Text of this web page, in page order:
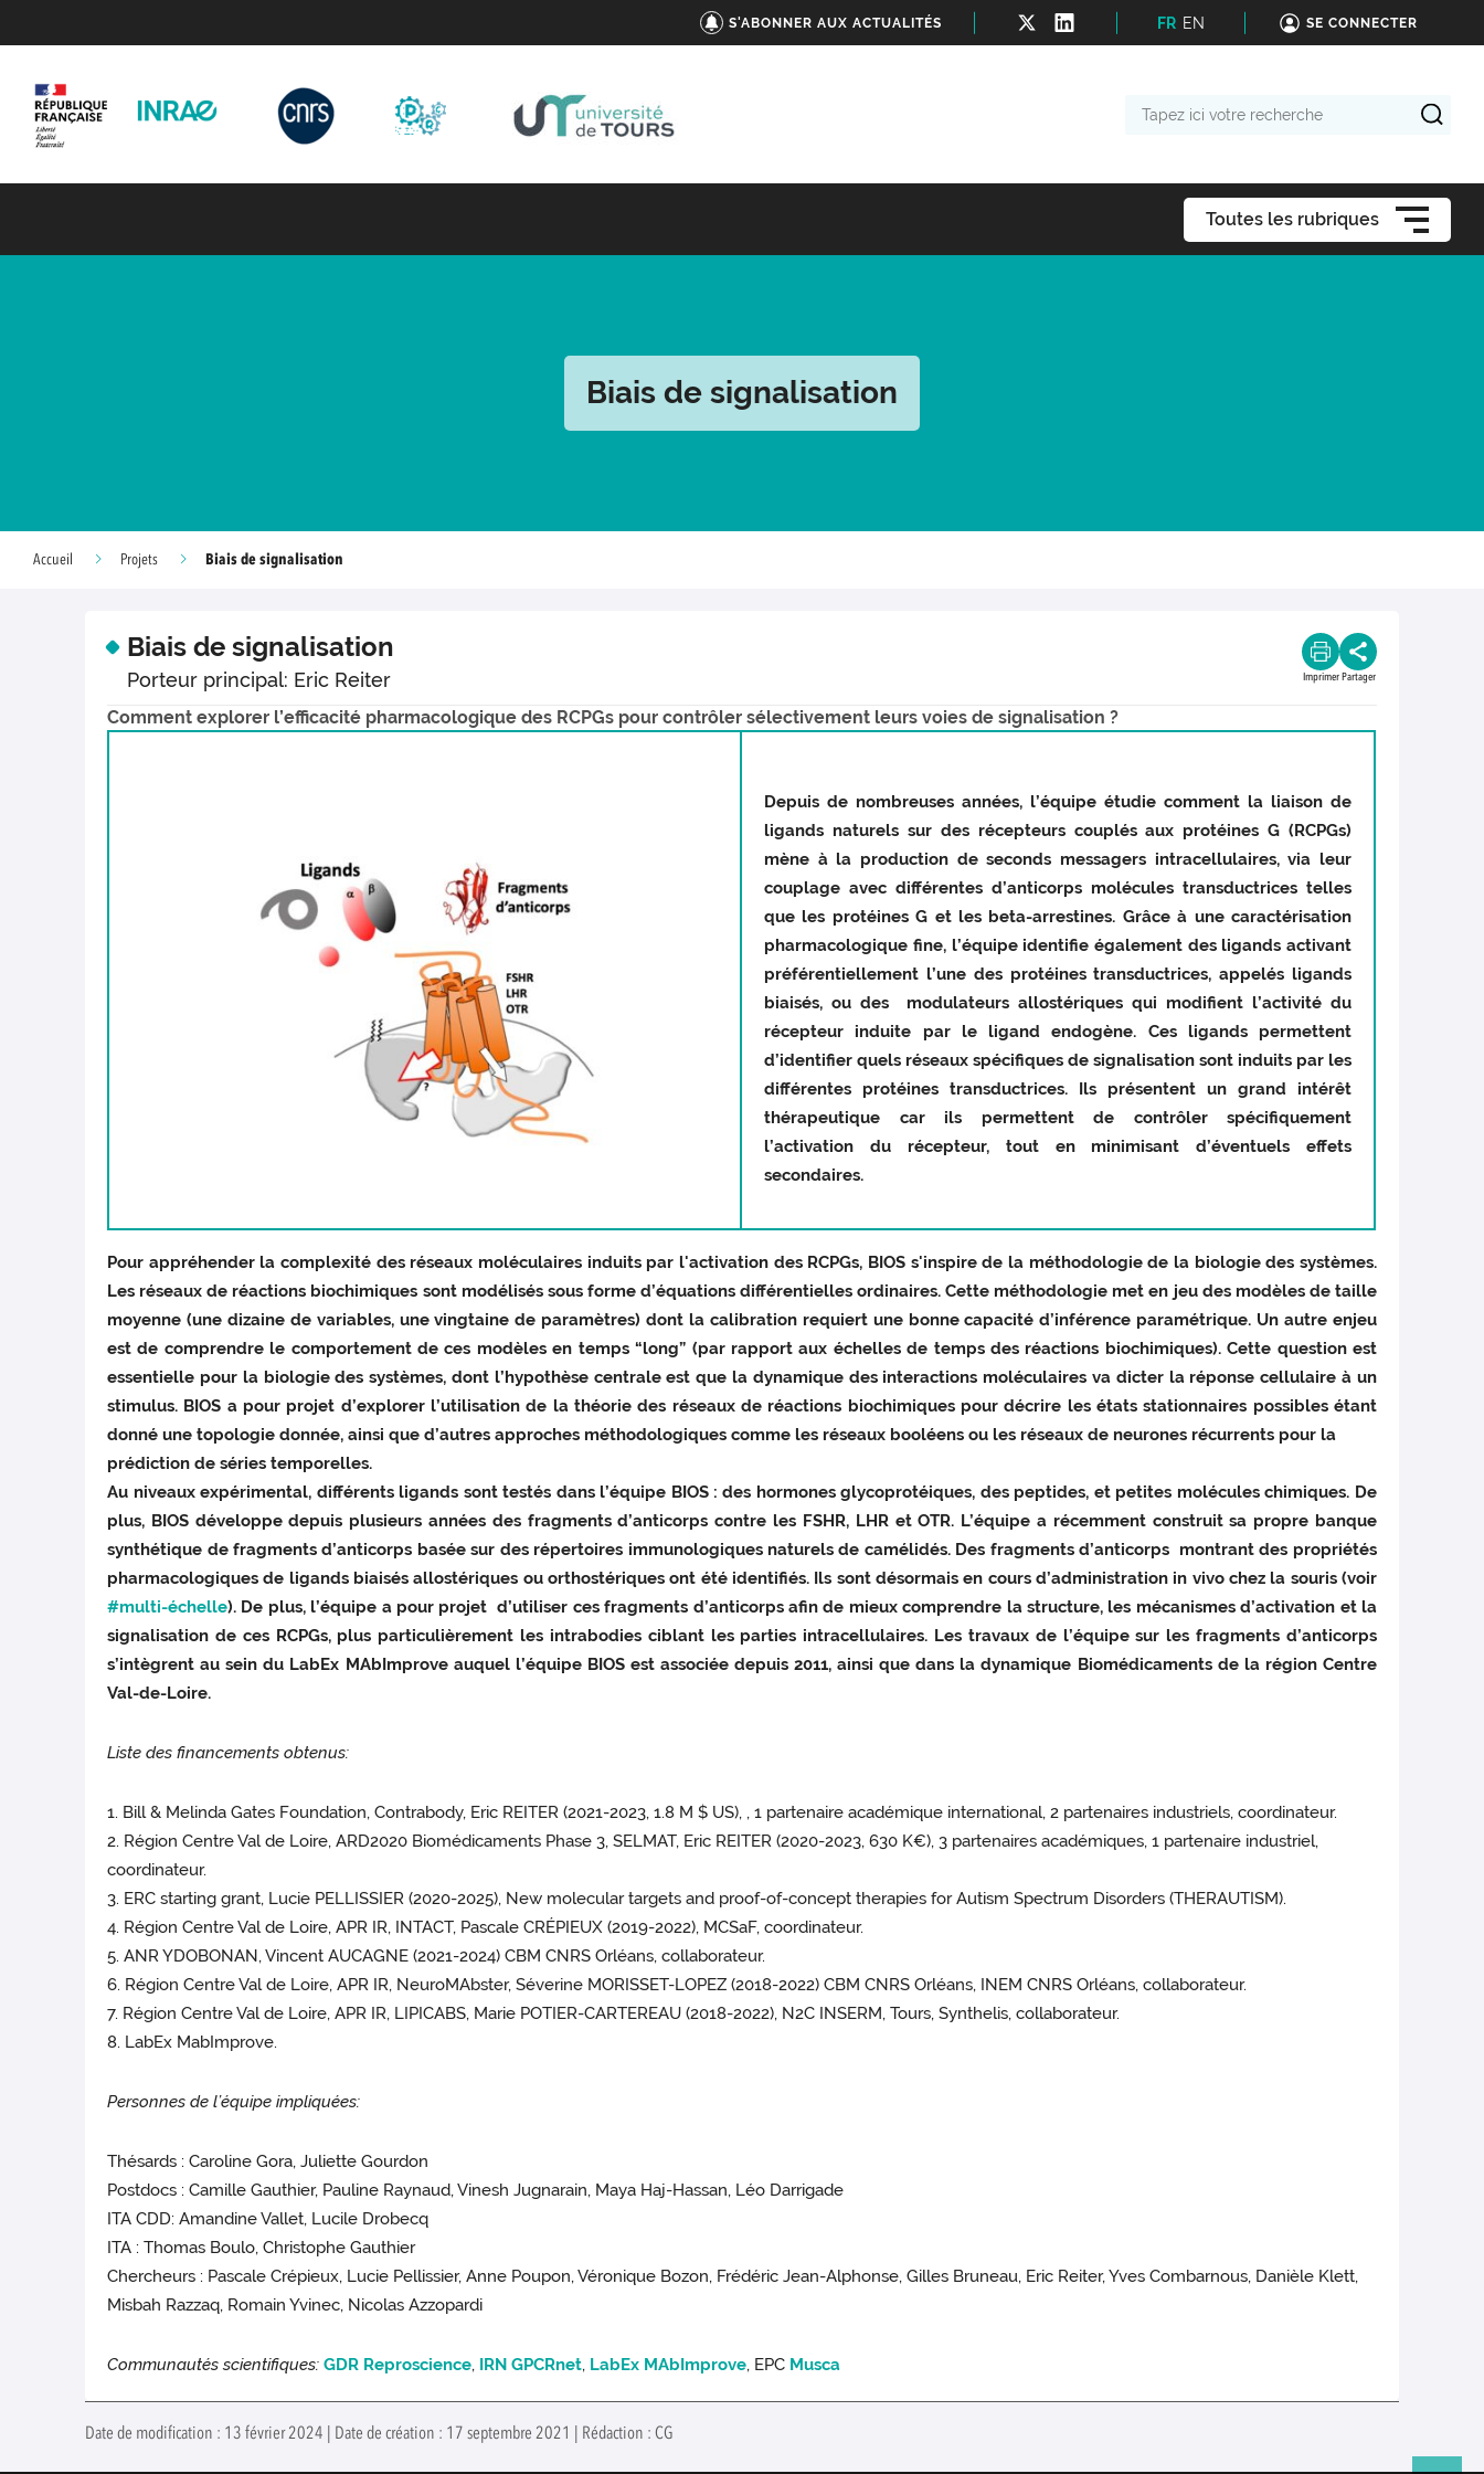
S'ABONNER AUX ACTUALITÉS FR EN SE CONNECTER
Toutes les rubriques
Biais de signalisation
Accueil Projets Biais de signalisation
Biais de signalisation
Porteur principal: Eric Reiter Imprimer Partager
Comment explorer l’efficacité pharmacologique des RCPGs pour contrôler sélectivement leurs voies de signalisation ?
Depuis de nombreuses années, l’équipe étudie comment la liaison de
ligands naturels sur des récepteurs couplés aux protéines G (RCPGs)
mène à la production de seconds messagers intracellulaires, via leur
couplage avec différentes d’anticorps molécules transductrices telles
que les protéines G et les beta-arrestines. Grâce à une caractérisation
pharmacologique fine, l’équipe identifie également des ligands activant
préférentiellement l’une des protéines transductrices, appelés ligands
biaisés, ou des modulateurs allostériques qui modifient l’activité du
récepteur induite par le ligand endogène. Ces ligands permettent
d’identifier quels réseaux spécifiques de signalisation sont induits par les
différentes protéines transductrices. Ils présentent un grand intérêt
thérapeutique car ils permettent de contrôler spécifiquement
l’activation du récepteur, tout en minimisant d’éventuels effets
secondaires.
Pour appréhender la complexité des réseaux moléculaires induits par l'activation des RCPGs, BIOS s'inspire de la méthodologie de la biologie des systèmes.
Les réseaux de réactions biochimiques sont modélisés sous forme d’équations différentielles ordinaires. Cette méthodologie met en jeu des modèles de taille
moyenne (une dizaine de variables, une vingtaine de paramètres) dont la calibration requiert une bonne capacité d’inférence paramétrique. Un autre enjeu
est de comprendre le comportement de ces modèles en temps “long” (par rapport aux échelles de temps des réactions biochimiques). Cette question est
essentielle pour la biologie des systèmes, dont l’hypothèse centrale est que la dynamique des interactions moléculaires va dicter la réponse cellulaire à un
stimulus. BIOS a pour projet d’explorer l’utilisation de la théorie des réseaux de réactions biochimiques pour décrire les états stationnaires possibles étant
donné une topologie donnée, ainsi que d’autres approches méthodologiques comme les réseaux booléens ou les réseaux de neurones récurrents pour la
prédiction de séries temporelles.
Au niveaux expérimental, différents ligands sont testés dans l’équipe BIOS : des hormones glycoprotéiques, des peptides, et petites molécules chimiques. De
plus, BIOS développe depuis plusieurs années des fragments d’anticorps contre les FSHR, LHR et OTR. L’équipe a récemment construit sa propre banque
synthétique de fragments d’anticorps basée sur des répertoires immunologiques naturels de camélidés. Des fragments d’anticorps montrant des propriétés
pharmacologiques de ligands biaisés allostériques ou orthostériques ont été identifiés. Ils sont désormais en cours d’administration in vivo chez la souris (voir
#multi-échelle). De plus, l’équipe a pour projet d’utiliser ces fragments d’anticorps afin de mieux comprendre la structure, les mécanismes d’activation et la
signalisation de ces RCPGs, plus particulièrement les intrabodies ciblant les parties intracellulaires. Les travaux de l’équipe sur les fragments d’anticorps
s’intègrent au sein du LabEx MAbImprove auquel l’équipe BIOS est associée depuis 2011, ainsi que dans la dynamique Biomédicaments de la région Centre
Val-de-Loire.
Liste des financements obtenus:
1. Bill & Melinda Gates Foundation, Contrabody, Eric REITER (2021-2023, 1.8 M $ US), , 1 partenaire académique international, 2 partenaires industriels, coordinateur.
2. Région Centre Val de Loire, ARD2020 Biomédicaments Phase 3, SELMAT, Eric REITER (2020-2023, 630 K€), 3 partenaires académiques, 1 partenaire industriel,
coordinateur.
3. ERC starting grant, Lucie PELLISSIER (2020-2025), New molecular targets and proof-of-concept therapies for Autism Spectrum Disorders (THERAUTISM).
4. Région Centre Val de Loire, APR IR, INTACT, Pascale CRÉPIEUX (2019-2022), MCSaF, coordinateur.
5. ANR YDOBONAN, Vincent AUCAGNE (2021-2024) CBM CNRS Orléans, collaborateur.
6. Région Centre Val de Loire, APR IR, NeuroMAbster, Séverine MORISSET-LOPEZ (2018-2022) CBM CNRS Orléans, INEM CNRS Orléans, collaborateur.
7. Région Centre Val de Loire, APR IR, LIPICABS, Marie POTIER-CARTEREAU (2018-2022), N2C INSERM, Tours, Synthelis, collaborateur.
8. LabEx MabImprove.
Personnes de l’équipe impliquées:
Thésards : Caroline Gora, Juliette Gourdon
Postdocs : Camille Gauthier, Pauline Raynaud, Vinesh Jugnarain, Maya Haj-Hassan, Léo Darrigade
ITA CDD: Amandine Vallet, Lucile Drobecq
ITA : Thomas Boulo, Christophe Gauthier
Chercheurs : Pascale Crépieux, Lucie Pellissier, Anne Poupon, Véronique Bozon, Frédéric Jean-Alphonse, Gilles Bruneau, Eric Reiter, Yves Combarnous, Danièle Klett,
Misbah Razzaq, Romain Yvinec, Nicolas Azzopardi
Communautés scientifiques:GDR Reproscience, IRN GPCRnet, LabEx MAbImprove, EPC Musca
Date de modification : 13 février 2024 | Date de création : 17 septembre 2021 | Rédaction : CG